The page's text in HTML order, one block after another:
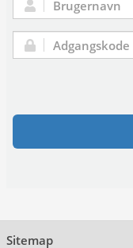
Brugernavn:
Adgangskode:
Sitemap